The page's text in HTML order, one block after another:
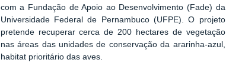
com a Fundação de Apoio ao Desenvolvimento (Fade) da
Universidade Federal de Pernambuco (UFPE). O projeto
pretende recuperar cerca de 200 hectares de vegetação
nas áreas das unidades de conservação da ararinha-azul,
habitat prioritário das aves.